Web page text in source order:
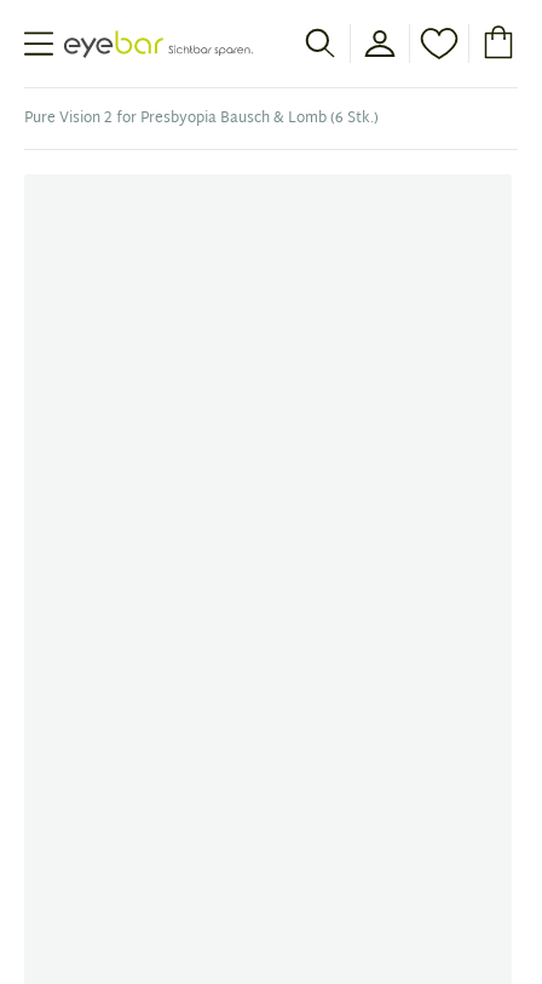
Abele Optic
Pure Vision 2 for Presbyopia Bausch & Lomb (6 Stk.)